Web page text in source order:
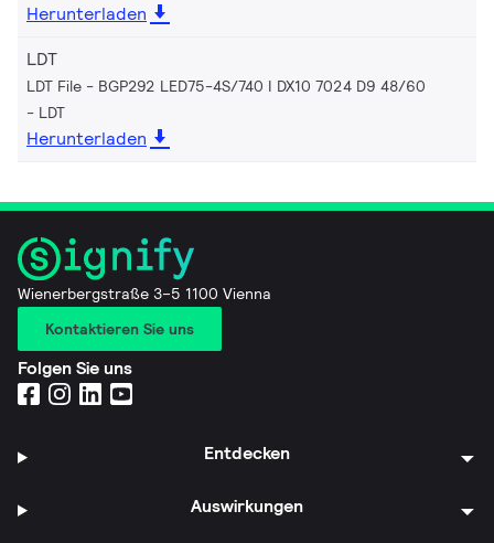
Herunterladen
LDT
LDT File - BGP292 LED75-4S/740 I DX10 7024 D9 48/60
LDT
Herunterladen
Wienerbergstraße 3–5 1100 Vienna
Kontaktieren Sie uns
Folgen Sie uns
Entdecken
Auswirkungen